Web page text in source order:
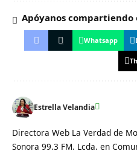
Apóyanos
Whatsapp
Estrella Velandia
Directora Web La Verdad de
Sonora 99.3 FM. Lcda. en